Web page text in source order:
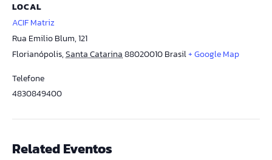
LOCAL
ACIF Matriz
Rua Emilio Blum, 121
Florianópolis,Santa Catarina88020010Brasil+ Google Map
Telefone
4830849400
Related Eventos